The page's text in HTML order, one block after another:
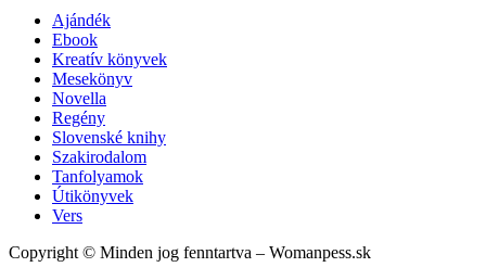
Menu
Ajándék
Ebook
Kreatív könyvek
Mesekönyv
Novella
Regény
Slovenské knihy
Szakirodalom
Tanfolyamok
Útikönyvek
Vers
Copyright © Minden jog fenntartva – Womanpess.sk